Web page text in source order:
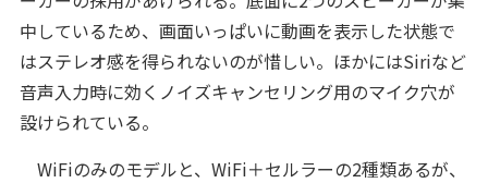
中しているため、画面いっぱいに動画を表示した状態で
はステレオ感を得られないのが惜しい。ほかにはSiriなど
音声入力時に効くノイズキャンセリング用のマイク穴が
設けられている。
WiFiのみのモデルと、WiFi＋セルラーの2種類あるが、